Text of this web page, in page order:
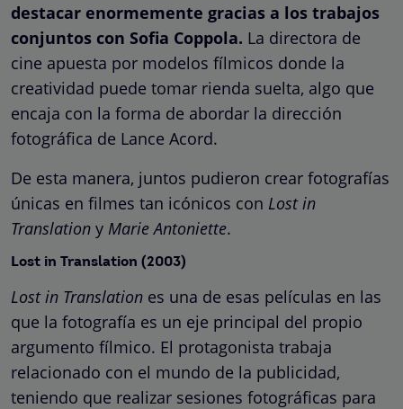
destacar enormemente gracias a los trabajos
conjuntos con Sofia Coppola. La directora de
cine apuesta por modelos fílmicos donde la
creatividad puede tomar rienda suelta, algo que
encaja con la forma de abordar la dirección
fotográfica de Lance Acord.
De esta manera, juntos pudieron crear fotografías
únicas en filmes tan icónicos con Lost in
Translation y Marie Antoniette.
Lost in Translation (2003)
Lost in Translation es una de esas películas en las
que la fotografía es un eje principal del propio
argumento fílmico. El protagonista trabaja
relacionado con el mundo de la publicidad,
teniendo que realizar sesiones fotográficas para